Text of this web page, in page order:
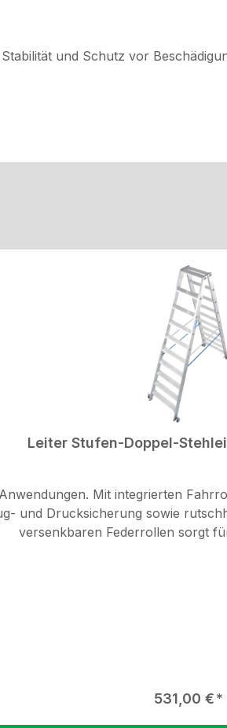
und Schutz vor
Leiter Stufen-Doppel-
Mit integrierten
und Drucksicherung sowie
versenkbaren Federrollen sorgt
Regulärer
531,00 €